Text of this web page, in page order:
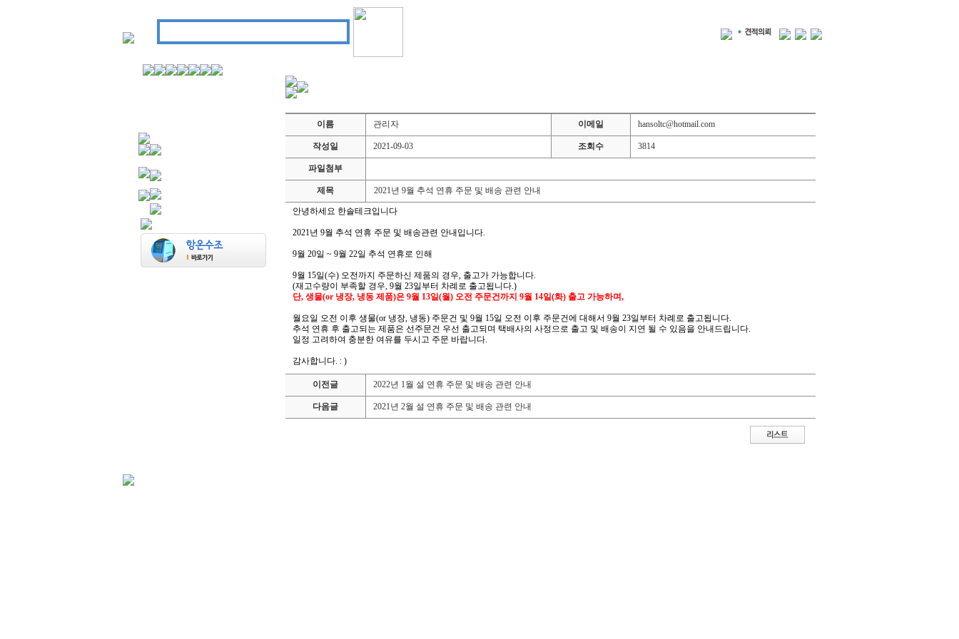
이름 관리자 이메일 hansoltc@hotmail.com
작성일 2021-09-03 조회수 3814
파일첨부
제목 2021년 9월 추석 연휴 주문 및 배송 관련 안내
안녕하세요 한솔테크입니다
2021년 9월 추석 연휴 주문 및 배송관련 안내입니다.
9월 20일 ~ 9월 22일 추석 연휴로 인해
9월 15일(수) 오전까지 주문하신 제품의 경우, 출고가 가능합니다.
(재고수량이 부족할 경우, 9월 23일부터 차례로 출고됩니다.)
단, 생물(or 냉장, 냉동 제품)은 9월 13일(월) 오전 주문건까지 9월 14일(화) 출고 가능하며,
월요일 오전 이후 생물(or 냉장, 냉동) 주문건 및 9월 15일 오전 이후 주문건에 대해서 9월 23일부터 차례로 출고됩니다.
추석 연휴 후 출고되는 제품은 선주문건 우선 출고되며 택배사의 사정으로 출고 및 배송이 지연 될 수 있음을 안내드립니다.
일정 고려하여 충분한 여유를 두시고 주문 바랍니다.
감사합니다. : )
이전글 2022년 1월 설 연휴 주문 및 배송 관련 안내
다음글 2021년 2월 설 연휴 주문 및 배송 관련 안내